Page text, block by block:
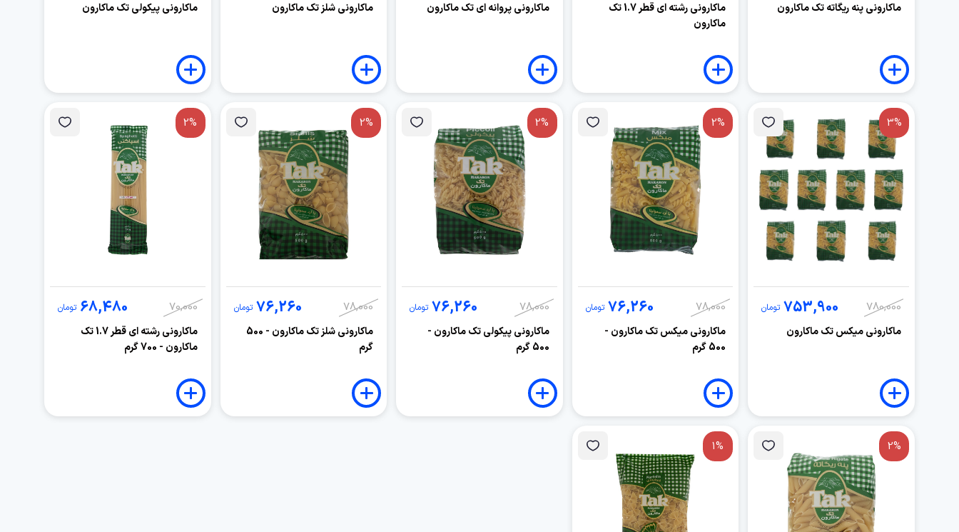
ماکارونی پنه ریگاته تک ماکارون
ماکارونی رشته ای قطر 1.7 تک
ماکارون
ماکارونی پروانه ای تک ماکارون ماکارونی شلز تک ماکارون ماکارونی پیکولی تک ماکارون
3%
780,000
753,900 تومان
ماکارونی میکس تک ماکارون
2%
78,000
76,260 تومان
ماکارونی میکس تک ماکارون -
500 گرم
2%
78,000
76,260 تومان
ماکارونی پیکولی تک ماکارون -
500 گرم
2%
78,000
76,260 تومان
ماکارونی شلز تک ماکارون - 500
گرم
2%
70,000
68,480 تومان
ماکارونی رشته ای قطر 1.7 تک
ماکارون - 700 گرم
2%
1%